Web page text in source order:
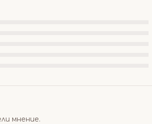
мнение.